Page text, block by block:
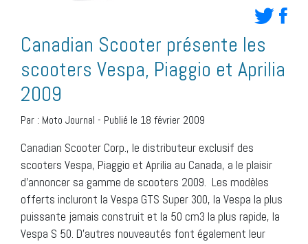
Canadian Scooter présente les
scooters Vespa, Piaggio et Aprilia
2009
Par : Moto Journal - Publié le 18 février 2009
Canadian Scooter Corp., le distributeur exclusif des
scooters Vespa, Piaggio et Aprilia au Canada, a le plaisir
d’annoncer sa gamme de scooters 2009. Les modèles
offerts incluront la Vespa GTS Super 300, la Vespa la plus
puissante jamais construit et la 50 cm3 la plus rapide, la
Vespa S 50. D’autres nouveautés font également leur